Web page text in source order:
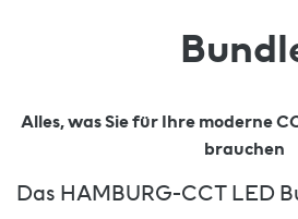
Alles, was Sie für Ihre moderne
brauchen
Das HAMBURG-CCT LED